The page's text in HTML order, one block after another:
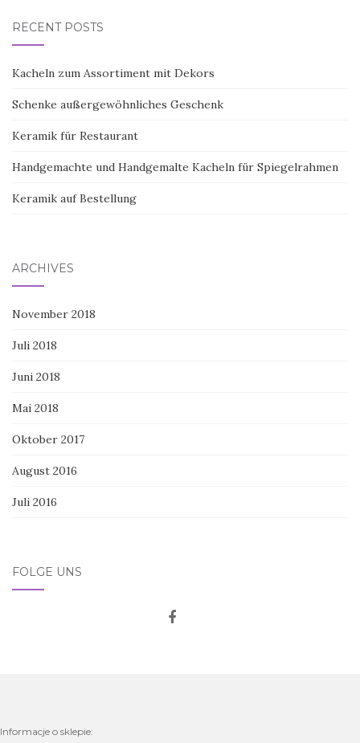
RECENT POSTS
Kacheln zum Assortiment mit Dekors
Schenke außergewöhnliches Geschenk
Keramik für Restaurant
Handgemachte und Handgemalte Kacheln für Spiegelrahmen
Keramik auf Bestellung
ARCHIVES
November 2018
Juli 2018
Juni 2018
Mai 2018
Oktober 2017
August 2016
Juli 2016
FOLGE UNS
Informacje o sklepie: